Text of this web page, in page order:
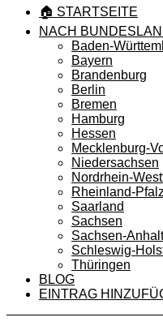
🏠 STARTSEITE
NACH
Baden-
Bayern
Brandenburg
Berlin
Bremen
Hamburg
Hessen
Mecklenburg-
Niedersachsen
Nordrhein-
Rheinland-Pfalz
Saarland
Sachsen
Sachsen-Anhalt
Schleswig-
Thüringen
BLOG
EINTRAG